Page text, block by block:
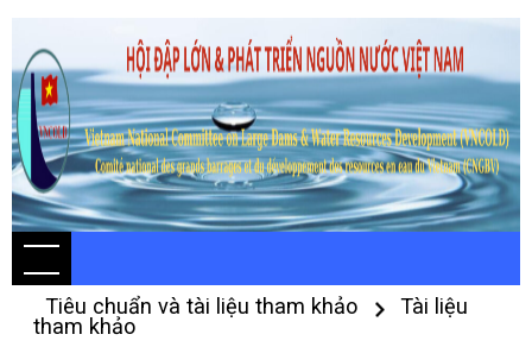
Tiêu chuẩn và tài liệu tham khảo
Tài liệu
tham khảo